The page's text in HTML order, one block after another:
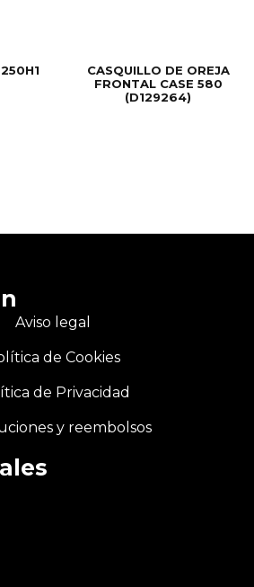
CASQUILLO DE OREJA
FRONTAL CASE 580
(D129264)
Aviso legal
de Cookies
de Privacidad
y reembolsos